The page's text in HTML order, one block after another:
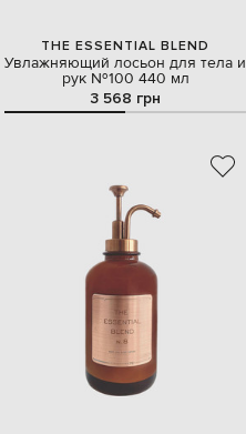
THE ESSENTIAL BLEND
Увлажняющий лосьон для тела и
рук №100 440 мл
3 568 грн